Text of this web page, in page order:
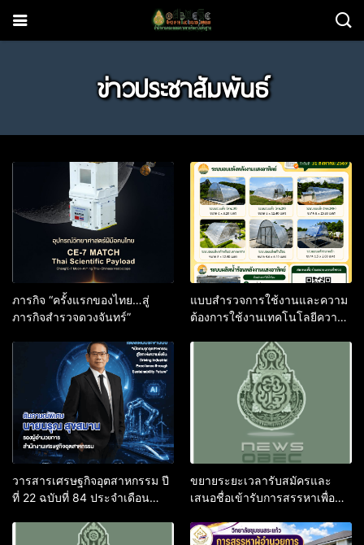
ข่าวประชาสัมพันธ์
ภารกิจ “ครั้งแรกของไทย…สู่
ภารกิจสำรวจดวงจันทร์”
แบบสำรวจการใช้งานและความ
ต้องการใช้งานเทคโนโลยีความ
วารสารเศรษฐกิจอุตสาหกรรม ปี
ที่ 22 ฉบับที่ 84 ประจำเดือน
ขยายระยะเวลารับสมัครและ
เสนอชื่อเข้ารับการสรรหาเพื่อ
ในคณะกรรมการแร่